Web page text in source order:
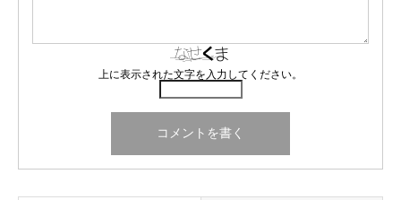
上に表示された文字を入力してください。